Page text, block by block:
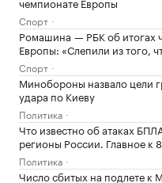
Спорт
Ромашина — РБК об итогах
Европы: «Слепили из того,
Спорт
Минобороны назвало цели
удара по Киеву
Политика
Что известно об атаках
регионы России. Главное к 8
Политика
Число сбитых на подлете к